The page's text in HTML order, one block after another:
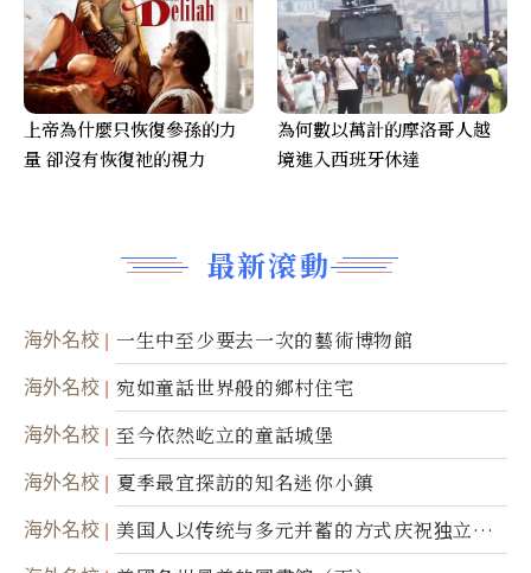
最新滾動
海外名校 一生中至少要去一次的藝術博物館
海外名校 宛如童話世界般的鄉村住宅
海外名校 至今依然屹立的童話城堡
海外名校 夏季最宜探訪的知名迷你小鎮
海外名校
美国人以传统与多元并蓄的方式庆祝独立日2
50周年
上帝為什麼只恢復參孫的力
量 卻沒有恢復祂的視力
為何數以萬計的摩洛哥人越
境進入西班牙休達